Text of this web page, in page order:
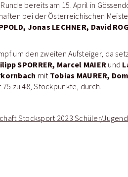
bereits am 15. April in
bei der Österreichischen
Jonas LECHNER, David
um den zweiten Aufsteiger, da
SPORRER, Marcel MAIER und
mit Tobias MAURER,
zu 48, Stockpunkte, durch.
Stocksport 2023 Schüler/Jugend